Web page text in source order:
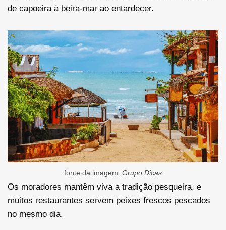
de capoeira à beira-mar ao entardecer.
fonte da imagem: Grupo Dicas
Os moradores mantêm viva a tradição pesqueira, e
muitos restaurantes servem peixes frescos pescados
no mesmo dia.